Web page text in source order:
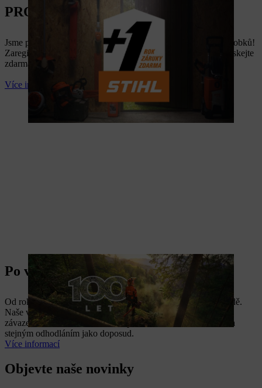
PRODLOUŽENÁ ZÁRUKA
Jsme přesvědčeni o kvalitě a dlouhodobém výkonu našich výrobků!
Zaregistrujte svůj nový stroj STIHL do 30 dnů od nákupu a získejte
zdarma prodlouženou záruku o 1 rok navíc.
Více informací
Po vašem boku od roku 1926
Od roku 1926 vytváříme nářadí, které usnadňuje práci v přírodě.
Naše výročí pro nás není jen ohlédnutím za minulostí – je to i
závazek, že i nadále budeme stát po vašem boku s inovacemi a
stejným odhodláním jako doposud.
Více informací
Objevte naše novinky